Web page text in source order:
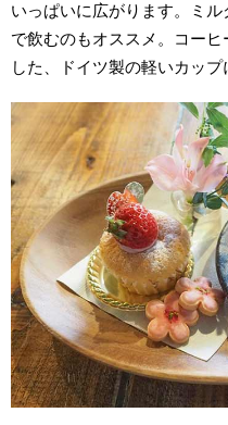
いっぱいに広がります。ミ
で飲むのもオススメ。コーヒ
した、ドイツ製の軽いカップ